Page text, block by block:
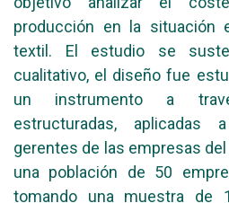
producción en la situación
textil. El estudio se
cualitativo, el diseño fue
un instrumento a
estructuradas,
gerentes de las empresas
una población de 50
tomando una muestra de